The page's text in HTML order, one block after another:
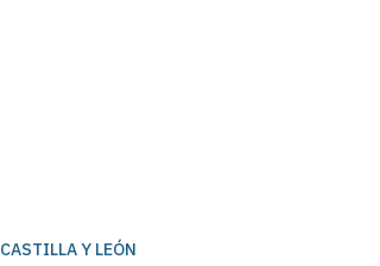
CASTILLA Y LEÓN